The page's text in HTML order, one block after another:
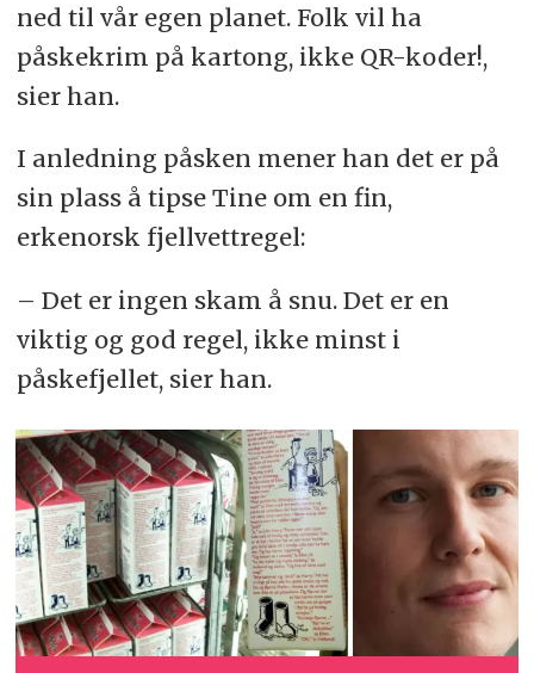
ned til vår egen planet. Folk vil ha
påskekrim på kartong, ikke QR-koder!,
sier han.
I anledning påsken mener han det er på
sin plass å tipse Tine om en fin,
erkenorsk fjellvettregel:
– Det er ingen skam å snu. Det er en
viktig og god regel, ikke minst i
påskefjellet, sier han.